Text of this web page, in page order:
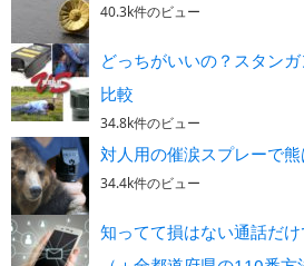
40.3k件のビュー
どっちがいいの？スタン
比較
34.8k件のビュー
対人用の催涙スプレーで
34.4k件のビュー
知ってて損はない通話だ